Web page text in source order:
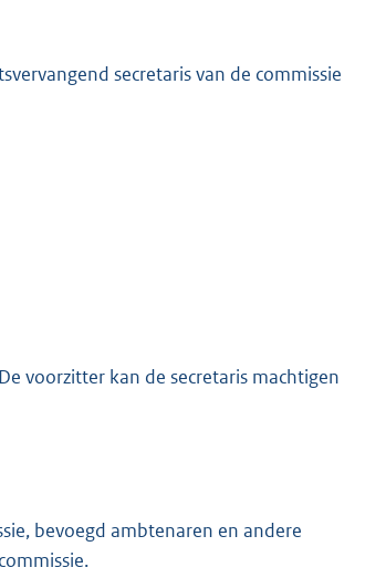
secretaris van de commissie
voorzitter kan de secretaris machtigen
bevoegd ambtenaren en andere